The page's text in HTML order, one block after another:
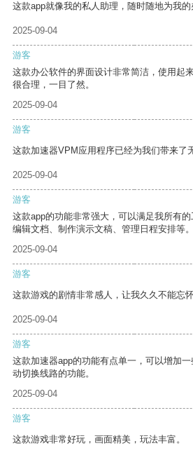
这款app就像我的私人助理，随时随地为我的
2025-09-04
游客
这款办公软件的界面设计非常简洁，使用起
很合理，一目了然。
2025-09-04
游客
这款加速器VPM应用程序已经为我们带来了
2025-09-04
游客
这款app的功能非常强大，可以满足我所有
编辑文档、制作演示文稿、管理日程安排等。
2025-09-04
游客
这款游戏的剧情非常感人，让我久久不能忘怀
2025-09-04
游客
这款加速器app的功能有点单一，可以增加
动切换线路的功能。
2025-09-04
游客
这款游戏非常好玩，画面精美，玩法丰富。